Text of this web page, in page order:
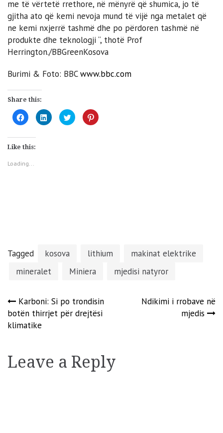
me të vërtetë rrethore, në mënyrë që shumica, jo të
gjitha ato që kemi nevoja mund të vijë nga metalet që
ne kemi nxjerrë tashmë dhe po përdoren tashmë në
produkte dhe teknologji “, thotë Prof
Herrington./BBGreenKosova
Burimi & Foto: BBCwww.bbc.com
Share this:
Click
to
share
Facebook
(Opens
in
window)
Click
to
share
Click
to
share
Click
to
Like this:
Loading...
Tagged kosova lithium
makinat elektrike
mineralet
Miniera mjedisi natyror
Post
navigation
Karboni: Si po trondisin
botën thirrjet për drejtësi
klimatike
Ndikimi i rrobave në
mjedis
Leave a Reply